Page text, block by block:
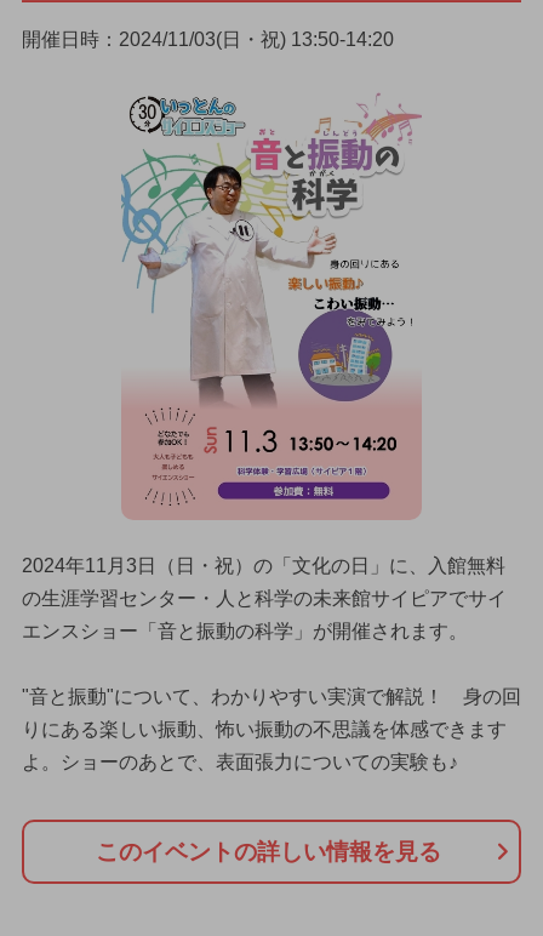
開催日時：2024/11/03(日・祝) 13:50-14:20
2024年11月3日（日・祝）の「文化の日」に、入館無料
の生涯学習センター・人と科学の未来館サイピアでサイ
エンスショー「音と振動の科学」が開催されます。
"音と振動"について、わかりやすい実演で解説！ 身の回
りにある楽しい振動、怖い振動の不思議を体感できます
よ。ショーのあとで、表面張力についての実験も♪
このイベントの詳しい情報を見る